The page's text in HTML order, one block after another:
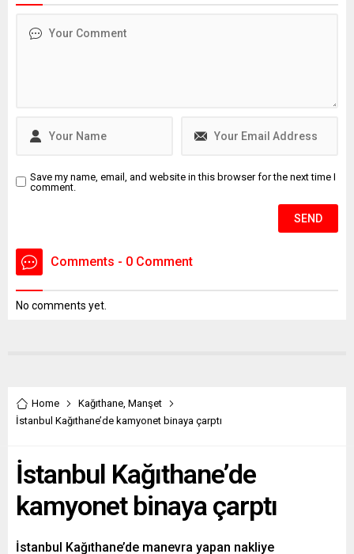
intiharımı erteledim" yazılı
Save my name, email, and website in this browser for the next time I
comment.
Comments - 0 Comment
No comments yet.
Home Kağıthane Manşet
İstanbul Kağıthane’de kamyonet binaya çarptı
İstanbul Kağıthane’de
kamyonet binaya çarptı
İstanbul Kağıthane’de manevra yapan nakliye